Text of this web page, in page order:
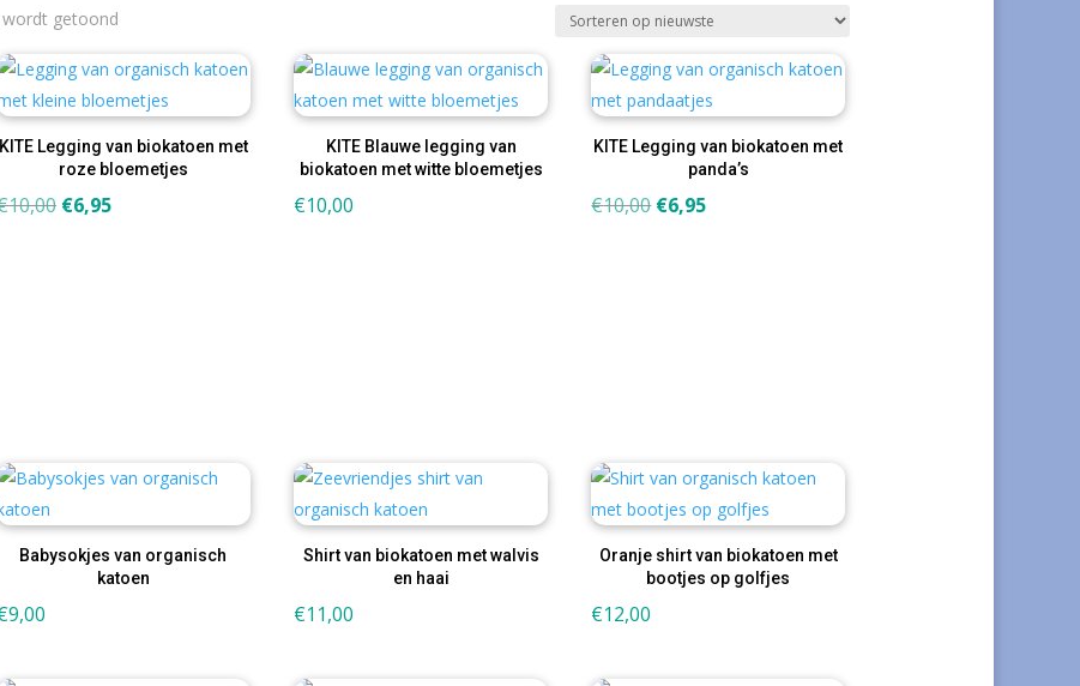
wordt getoond
nieuwste
KITE Legging van biokatoen met
roze bloemetjes
10,00 Oorspronkelijke
€6,95Huidige
KITE Blauwe legging van
biokatoen met witte bloemetjes
€10,00
KITE Legging van biokatoen met
panda’s
€10,00 Oorspronkelijke
€6,95Huidige
Babysokjes van organisch
katoen
9,00
Shirt van biokatoen met walvis
en haai
€11,00
Oranje shirt van biokatoen met
bootjes op golfjes
€12,00